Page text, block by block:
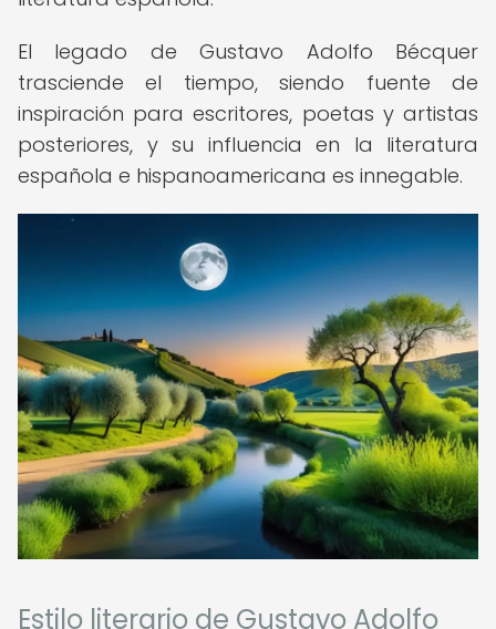
El legado de Gustavo Adolfo Bécquer
trasciende el tiempo, siendo fuente de
inspiración para escritores, poetas y artistas
posteriores, y su influencia en la literatura
española e hispanoamericana es innegable.
Estilo literario de Gustavo Adolfo